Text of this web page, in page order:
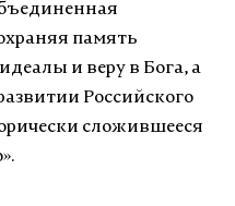
память
и веру в Бога, а
Российского
сложившееся